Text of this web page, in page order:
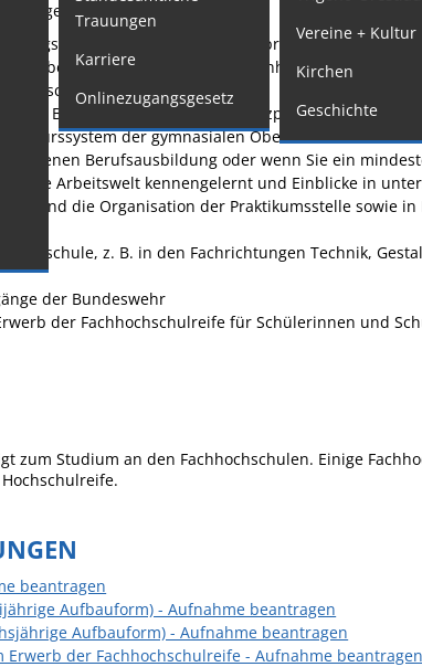
Musikschule
Jugendhaus
Sportstätten
Veranstaltungsgebäude
Feuerwehr
Bauhof
Häckselplatz
Organspende
Gleichstellung
Fachstelle
Aushang- und
Trauungen
Karriere
Onlinezugangsgesetz
Vereine + Kultur
Kirchen
Geschichte
folgendermaßen erreichen:
gegebenenfalls mit Zusatzprüfung
Erwerb der Fachhochschulreife.
angeboten.
Berufsfachschulen mit Zusatzprüfung, z. B.
im Kurssystem der gymnasialen Oberstufe, wenn das
Berufsausbildung oder wenn Sie ein
die Arbeitswelt kennengelernt und Einblicke in
und die Organisation der Praktikumsstelle sowie in
Fachschule, z. B. in den Fachrichtungen Technik,
der Bundeswehr
der Fachhochschulreife für Schülerinnen und
zum Studium an den Fachhochschulen. Einige
beantragen
Aufbauform) - Aufnahme beantragen
Aufbauform) - Aufnahme beantragen
Erwerb der Fachhochschulreife - Aufnahme beantragen